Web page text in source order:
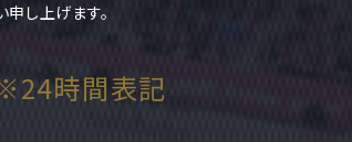
し上げます。
時間表記